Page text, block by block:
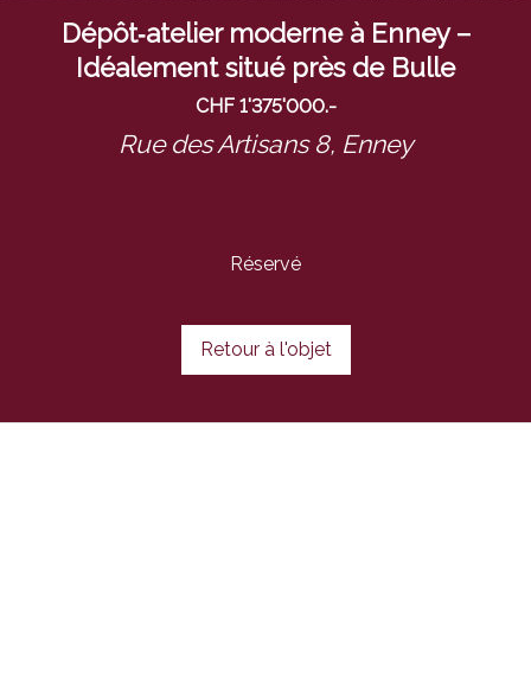
Dépôt‑atelier moderne à Enney –
Idéalement situé près de Bulle
CHF 1'375'000.-
Rue des Artisans 8, Enney
Réservé
Retour à l'objet